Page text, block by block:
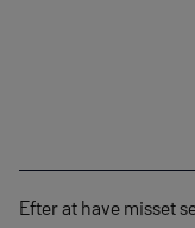
Efter at have misset